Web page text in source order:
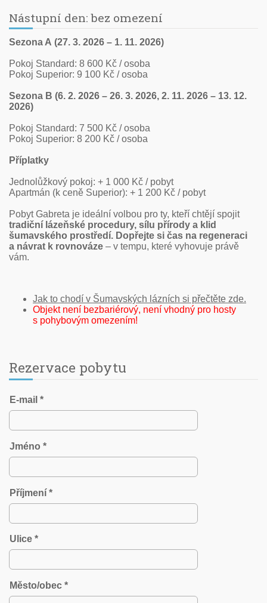
Nástupní den: bez omezení
Sezona A (27. 3. 2026 – 1. 11. 2026)
Pokoj Standard: 8 600 Kč / osoba
Pokoj Superior: 9 100 Kč / osoba
Sezona B (6. 2. 2026 – 26. 3. 2026, 2. 11. 2026 – 13. 12.
2026)
Pokoj Standard: 7 500 Kč / osoba
Pokoj Superior: 8 200 Kč / osoba
Příplatky
Jednolůžkový pokoj: + 1 000 Kč / pobyt
Apartmán (k ceně Superior): + 1 200 Kč / pobyt
Pobyt Gabreta je ideální volbou pro ty, kteří chtějí spojit
tradiční lázeňské procedury, sílu přírody a klid
šumavského prostředí. Dopřejte si čas na regeneraci
a návrat k rovnováze – v tempu, které vyhovuje právě
vám.
Jak to chodí v Šumavských lázních si přečtěte zde.
Objekt není bezbariérový, není vhodný pro hosty
s pohybovým omezením!
Rezervace pobytu
E-mail *
Jméno *
Příjmení *
Ulice *
Město/obec *